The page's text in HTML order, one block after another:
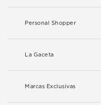
Personal Shopper
La Gaceta
Marcas Exclusivas